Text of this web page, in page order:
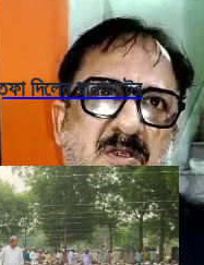
দিলেন রানাঘাটের